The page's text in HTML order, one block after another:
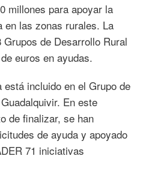
millones para apoyar la
las zonas rurales. La
de Desarrollo Rural
euros en ayudas.
incluido en el Grupo de
En este
de finalizar, se han
de ayuda y apoyado
71 iniciativas